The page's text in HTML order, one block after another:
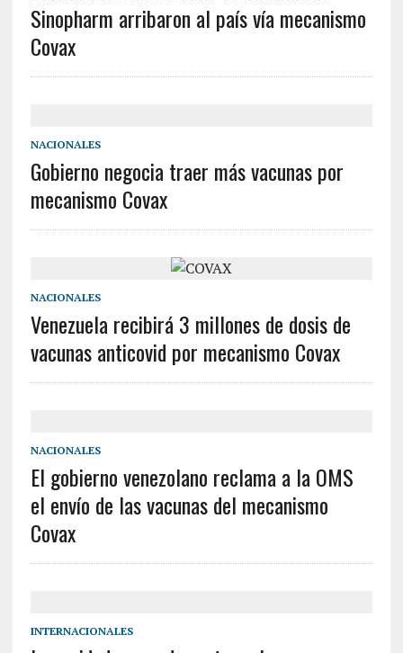
Sinopharm arribaron al país vía mecanismo
Covax
NACIONALES
Gobierno negocia traer más vacunas por
mecanismo Covax
NACIONALES
Venezuela recibirá 3 millones de dosis de
vacunas anticovid por mecanismo Covax
NACIONALES
El gobierno venezolano reclama a la OMS
el envío de las vacunas del mecanismo
Covax
INTERNACIONALES